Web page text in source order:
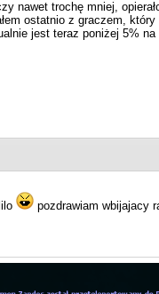
nawet trochę mniej,
ostatnio z graczem, który
jest teraz poniżej 5%
pozdrawiam wbijajacy